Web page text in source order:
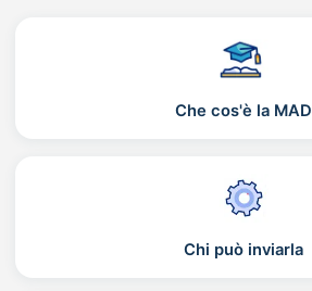
Che cos'è la MAD
Chi può inviarla